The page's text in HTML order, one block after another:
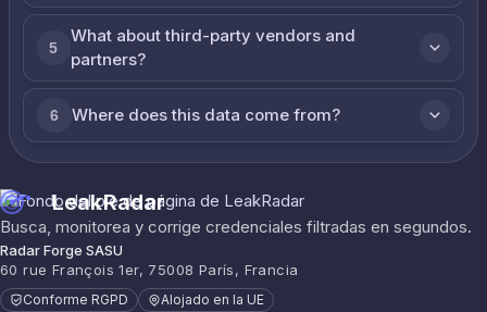
5
What about third-party vendors and
partners?
6 Where does this data come from?
LeakRadar
Busca, monitorea y corrige credenciales filtradas en segundos.
Radar Forge SASU
60 rue François 1er, 75008 París, Francia
Conforme RGPD Alojado en la UE